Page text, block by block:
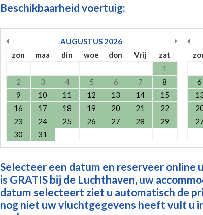
Beschikbaarheid voertuig:
AUGUSTUS 2026
zon
maa din woe don Vrij
zat
1
2
3 4 5 6 7
8
9
10 11 12 13 14
15
16
17 18 19 20 21
22
23
24 25 26 27 28
29
30
31
6
Selecteer een datum en reserveer online
is GRATIS bij de Luchthaven, uw
datum selecteert ziet u automatisch de
nog niet uw vluchtgegevens heeft vult u